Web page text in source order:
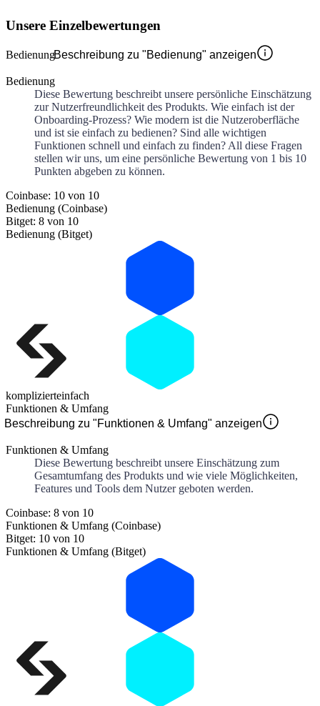
Unsere Einzelbewertungen
BedienungBeschreibung zu "Bedienung" anzeigen
Bedienung
Diese Bewertung beschreibt unsere persönliche Einschätzung
zur Nutzerfreundlichkeit des Produkts. Wie einfach ist der
Onboarding-Prozess? Wie modern ist die Nutzeroberfläche
und ist sie einfach zu bedienen? Sind alle wichtigen
Funktionen schnell und einfach zu finden? All diese Fragen
stellen wir uns, um eine persönliche Bewertung von 1 bis 10
Punkten abgeben zu können.
Coinbase: 10 von 10
Bedienung (Coinbase)
Bitget: 8 von 10
Bedienung (Bitget)
komplizierteinfach
Funktionen & Umfang
Beschreibung zu "Funktionen & Umfang" anzeigen
Funktionen & Umfang
Diese Bewertung beschreibt unsere Einschätzung zum
Gesamtumfang des Produkts und wie viele Möglichkeiten,
Features und Tools dem Nutzer geboten werden.
Coinbase: 8 von 10
Funktionen & Umfang (Coinbase)
Bitget: 10 von 10
Funktionen & Umfang (Bitget)